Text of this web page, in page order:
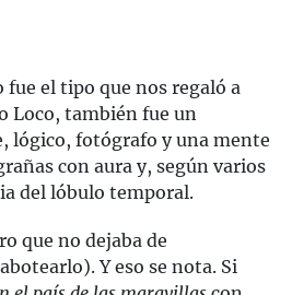
fue el tipo que nos regaló a
Loco, también fue un
lógico, fotógrafo y una mente
con aura y, según varios
del lóbulo temporal.
que no dejaba de
Y eso se nota. Si